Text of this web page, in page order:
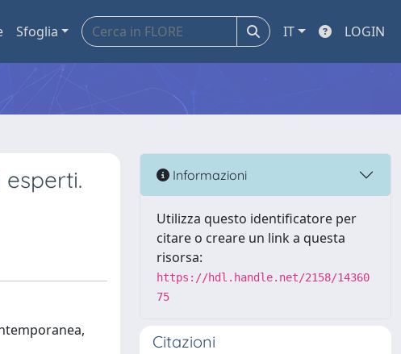
Sfoglia IT LOGIN
Informazioni
Utilizza questo identificatore per
citare o creare un link a questa
risorsa:
https://hdl.handle.net/2158/14360
75
Citazioni